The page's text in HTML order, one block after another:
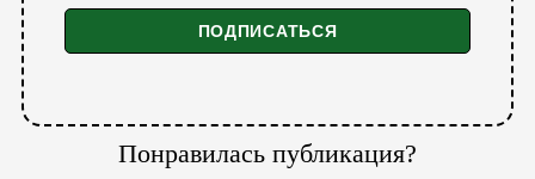
Понравилась публикация?